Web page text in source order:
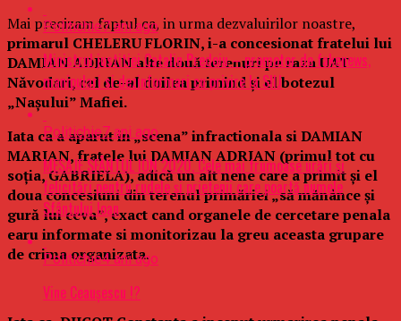
Mai precizam faptul ca, in urma dezvaluirilor noastre,
primarul CHELERU FLORIN, i-a concesionat fratelui lui
DAMIAN ADRIAN alte două terenuri pe raza UAT
Năvodari, cel de-al doilea primind și el botezul
„Nașului” Mafiei.
Iata ca a aparut in „scena” infractionala si DAMIAN
MARIAN, fratele lui DAMIAN ADRIAN (primul tot cu
soția, GABRIELA), adică un alt nene care a primit și el
doua concesiuni din terenul primăriei „să mănânce și
gură lui ceva”, exact cand organele de cercetare penala
earu informate si monitorizau la greu aceasta grupare
de crima organizata.
Politichie7 ani ago
Ministrul justitiei Catalin Predoiu – promotor de fakenews,
manipulari si dezinformari cu privire la SIIJ
Politichie7 ani ago
MESAJE SFÂNTUL ION 2020. Cele mai frumoase urări şi
felicitări pentru rudele şi prietenii care poartă numele
Sfântului Ioan
Politichie4 ani ago
Vine Ceaușescu !?